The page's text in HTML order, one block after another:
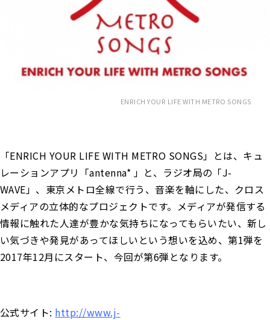
ENRICH YOUR LIFE WITH METRO SONGS
「ENRICH YOUR LIFE WITH METRO SONGS」とは、キュ
レーションアプリ「antenna* 」と、ラジオ局の「J-
WAVE」、東京メトロ全線で行う、音楽を軸にした、クロス
メディアの立体的なプロジェクトです。メディアが発信する
情報に触れた人達が豊かな気持ちになってもらいたい、新し
い気づきや発見があってほしいという想いを込め、第1弾を
2017年12月にスタート、今回が第6弾となります。
公式サイト: http://www.j-